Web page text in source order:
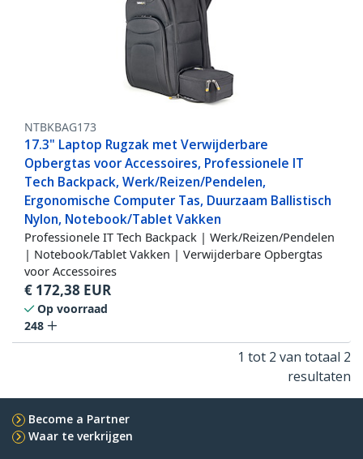
NTBKBAG173
17.3" Laptop Rugzak met Verwijderbare
Opbergtas voor Accessoires, Professionele IT
Tech Backpack, Werk/Reizen/Pendelen,
Ergonomische Computer Tas, Duurzaam Ballistisch
Nylon, Notebook/Tablet Vakken
Professionele IT Tech Backpack | Werk/Reizen/Pendelen
| Notebook/Tablet Vakken | Verwijderbare Opbergtas
voor Accessoires
€ 172,38 EUR
Op voorraad
248
1 tot 2 van totaal 2
resultaten
Become a Partner
Waar te verkrijgen